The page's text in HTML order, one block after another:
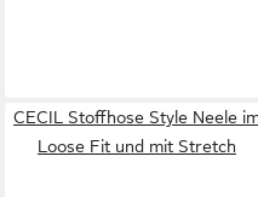
CECIL Stoffhose Style Neele
Loose Fit und mit Stretch